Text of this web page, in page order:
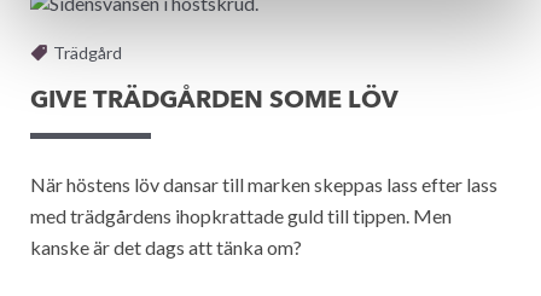
Trädgård
GIVE TRÄDGÅRDEN SOME LÖV
När höstens löv dansar till marken skeppas lass efter lass
med trädgårdens ihopkrattade guld till tippen. Men
kanske är det dags att tänka om?